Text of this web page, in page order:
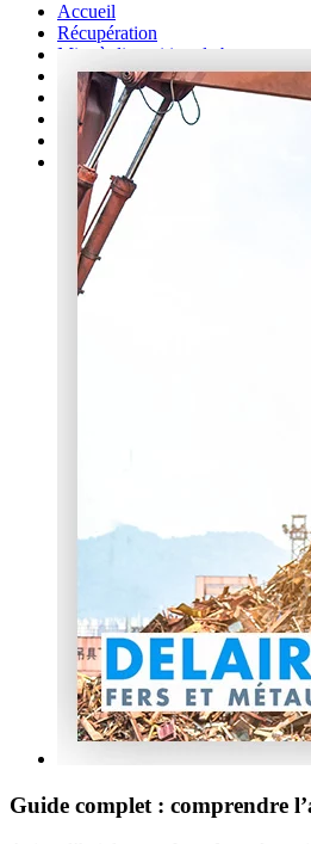
Accueil
Récupération
Mise à disposition de bennes
Autres services
Démolition
Réemploi
Contact
Guide complet : comprendre